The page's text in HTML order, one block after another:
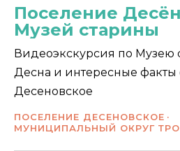
Поселение
Музей старины
Видеоэкскурсия по Музею
Десна и интересные факты
Десеновское
ПОСЕЛЕНИЕ ДЕСЕНОВСКОЕ
МУНИЦИПАЛЬНЫЙ ОКРУГ